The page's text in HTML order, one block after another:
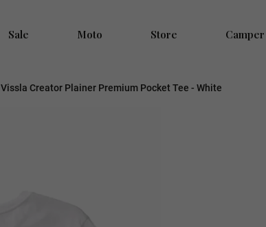
Sale Moto Store Camper
Vissla Creator Plainer Premium Pocket Tee - White